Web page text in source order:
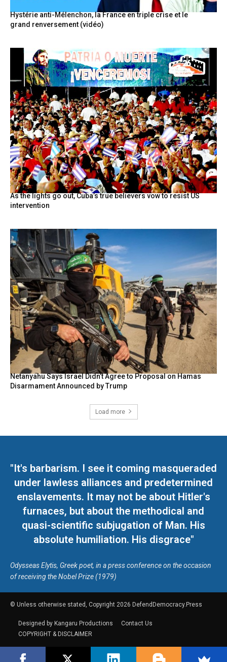
Hystérie anti-Mélenchon, la France en triple crise et le
grand renversement (vidéo)
As the lights go out, Cuba’s true believers vow to resist US
intervention
Netanyahu Says Israel Didn’t Agree to Proposal on Hamas
Disarmament Announced by Trump
Load more
"It's barbarism. I see it coming masqueraded
under lawless alliances and predetermined
enslavements. It may not be about Hitler's
furnaces, but about the methodical and
quasi-scientific subjugation of Man. His
absolute humiliation. His disgrace"
Odysseas Elytis, Greek poet, in a press conference on the occasion
of receiving the Nobel Prize (1979)
© Unless otherwise stated, Copyright 2026 DefendDemocracy.Press
Designed by Kangaru Productions
Contact Us
COPYRIGHT & DISCLAIMER